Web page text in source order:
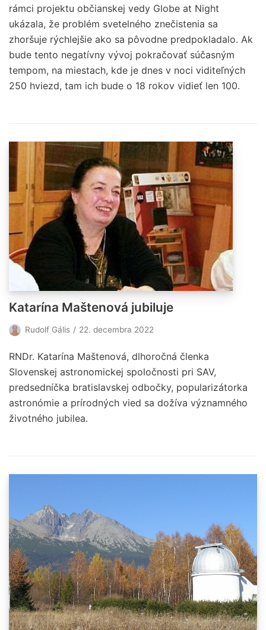
rámci projektu občianskej vedy Globe at Night
ukázala, že problém svetelného znečistenia sa
zhoršuje rýchlejšie ako sa pôvodne predpokladalo. Ak
bude tento negatívny vývoj pokračovať súčasným
tempom, na miestach, kde je dnes v noci viditeľných
250 hviezd, tam ich bude o 18 rokov vidieť len 100.
Katarína Maštenová jubiluje
Rudolf Gális 22. decembra 2022
RNDr. Katarína Maštenová, dlhoročná členka
Slovenskej astronomickej spoločnosti pri SAV,
predsedníčka bratislavskej odbočky, popularizátorka
astronómie a prírodných vied sa dožíva významného
životného jubilea.